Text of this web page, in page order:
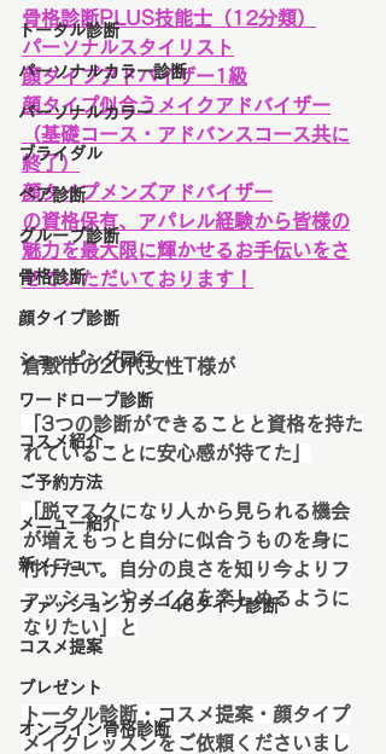
トータル診断
パーソナルカラー診断
パーソナルカラー
ブライダル
ペア診断
グループ診断
骨格診断
顔タイプ診断
ショッピング同行
ワードローブ診断
コスメ紹介
ご予約方法
メニュー紹介
新メニュー
ファッションカラー48タイプ診断
コスメ提案
プレゼント
オンライン骨格診断
骨格診断PLUS技能士（12分類）
パーソナルスタイリスト
顔タイプアドバイザー1級
顔タイプ似合うメイクアドバイザー
（基礎コース・アドバンスコース共に
終了）
顔タイプメンズアドバイザー
の資格保有、アパレル経験から皆様の
魅力を最大限に輝かせるお手伝いをさ
せていただいております！
倉敷市の20代女性T様が
「3つの診断ができることと資格を持た
れていることに安心感が持てた」
「脱マスクになり人から見られる機会
が増えもっと自分に似合うものを身に
付けたい。自分の良さを知り今よりフ
ァッションやメイクを楽しめるように
なりたい」と
トータル診断・コスメ提案・顔タイプ
メイクレッスンをご依頼くださいまし